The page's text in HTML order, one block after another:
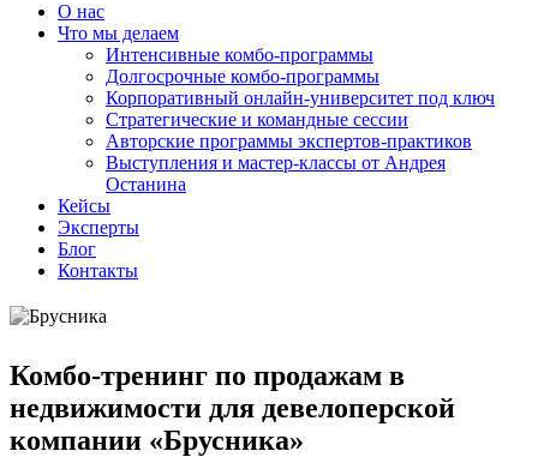
О нас
Что мы делаем
Интенсивные комбо-программы
Долгосрочные комбо-программы
Корпоративный онлайн-университет под ключ
Стратегические и командные сессии
Авторские программы экспертов-практиков
Выступления и мастер-классы от Андрея
Останина
Кейсы
Эксперты
Блог
Контакты
Комбо-тренинг по продажам в
недвижимости для девелоперской
компании «Брусника»